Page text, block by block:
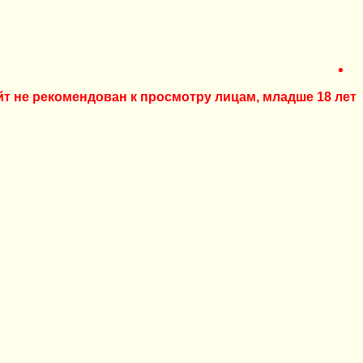
не рекомендован к просмотру лицам, младше 18 лет